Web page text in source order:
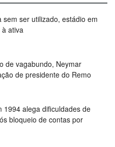
sem ser utilizado, estádio em
à ativa
de vagabundo, Neymar
de presidente do Remo
1994 alega dificuldades de
bloqueio de contas por